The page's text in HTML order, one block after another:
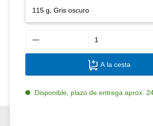
A la cesta
Disponible, plazo de entrega aprox.